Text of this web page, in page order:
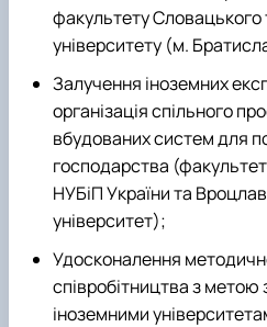
факультету Словацького
університету (м.
Залучення іноземних
організація спільного
вбудованих систем для
господарства
НУБіП України та
університет);
Удосконалення
співробітництва з метою
іноземними